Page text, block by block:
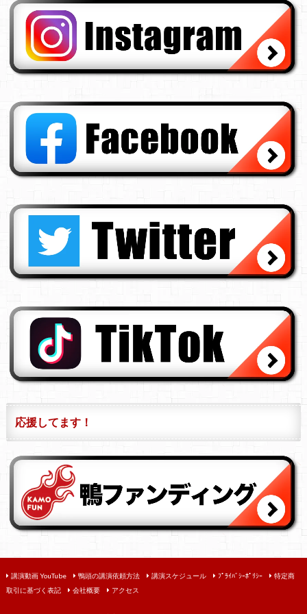
応援してます！
講演動画 YouTube 鴨頭の講演依頼方法 講演スケジュール ﾌﾟﾗｲﾊﾞｼｰﾎﾟﾘｼｰ
特定商
取引に基づく表記
会社概要 アクセス